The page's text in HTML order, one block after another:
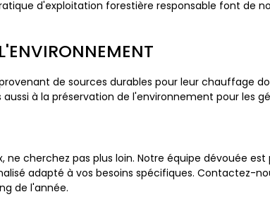
d'exploitation forestière responsable font de
de sources durables pour leur chauffage
aussi à la préservation de l'environnement pour les
cherchez pas plus loin. Notre équipe dévouée
adapté à vos besoins spécifiques. Contactez-
de l'année.